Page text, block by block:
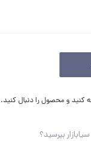
کنید و محصول را دنبال کنید.
بپرسید؟